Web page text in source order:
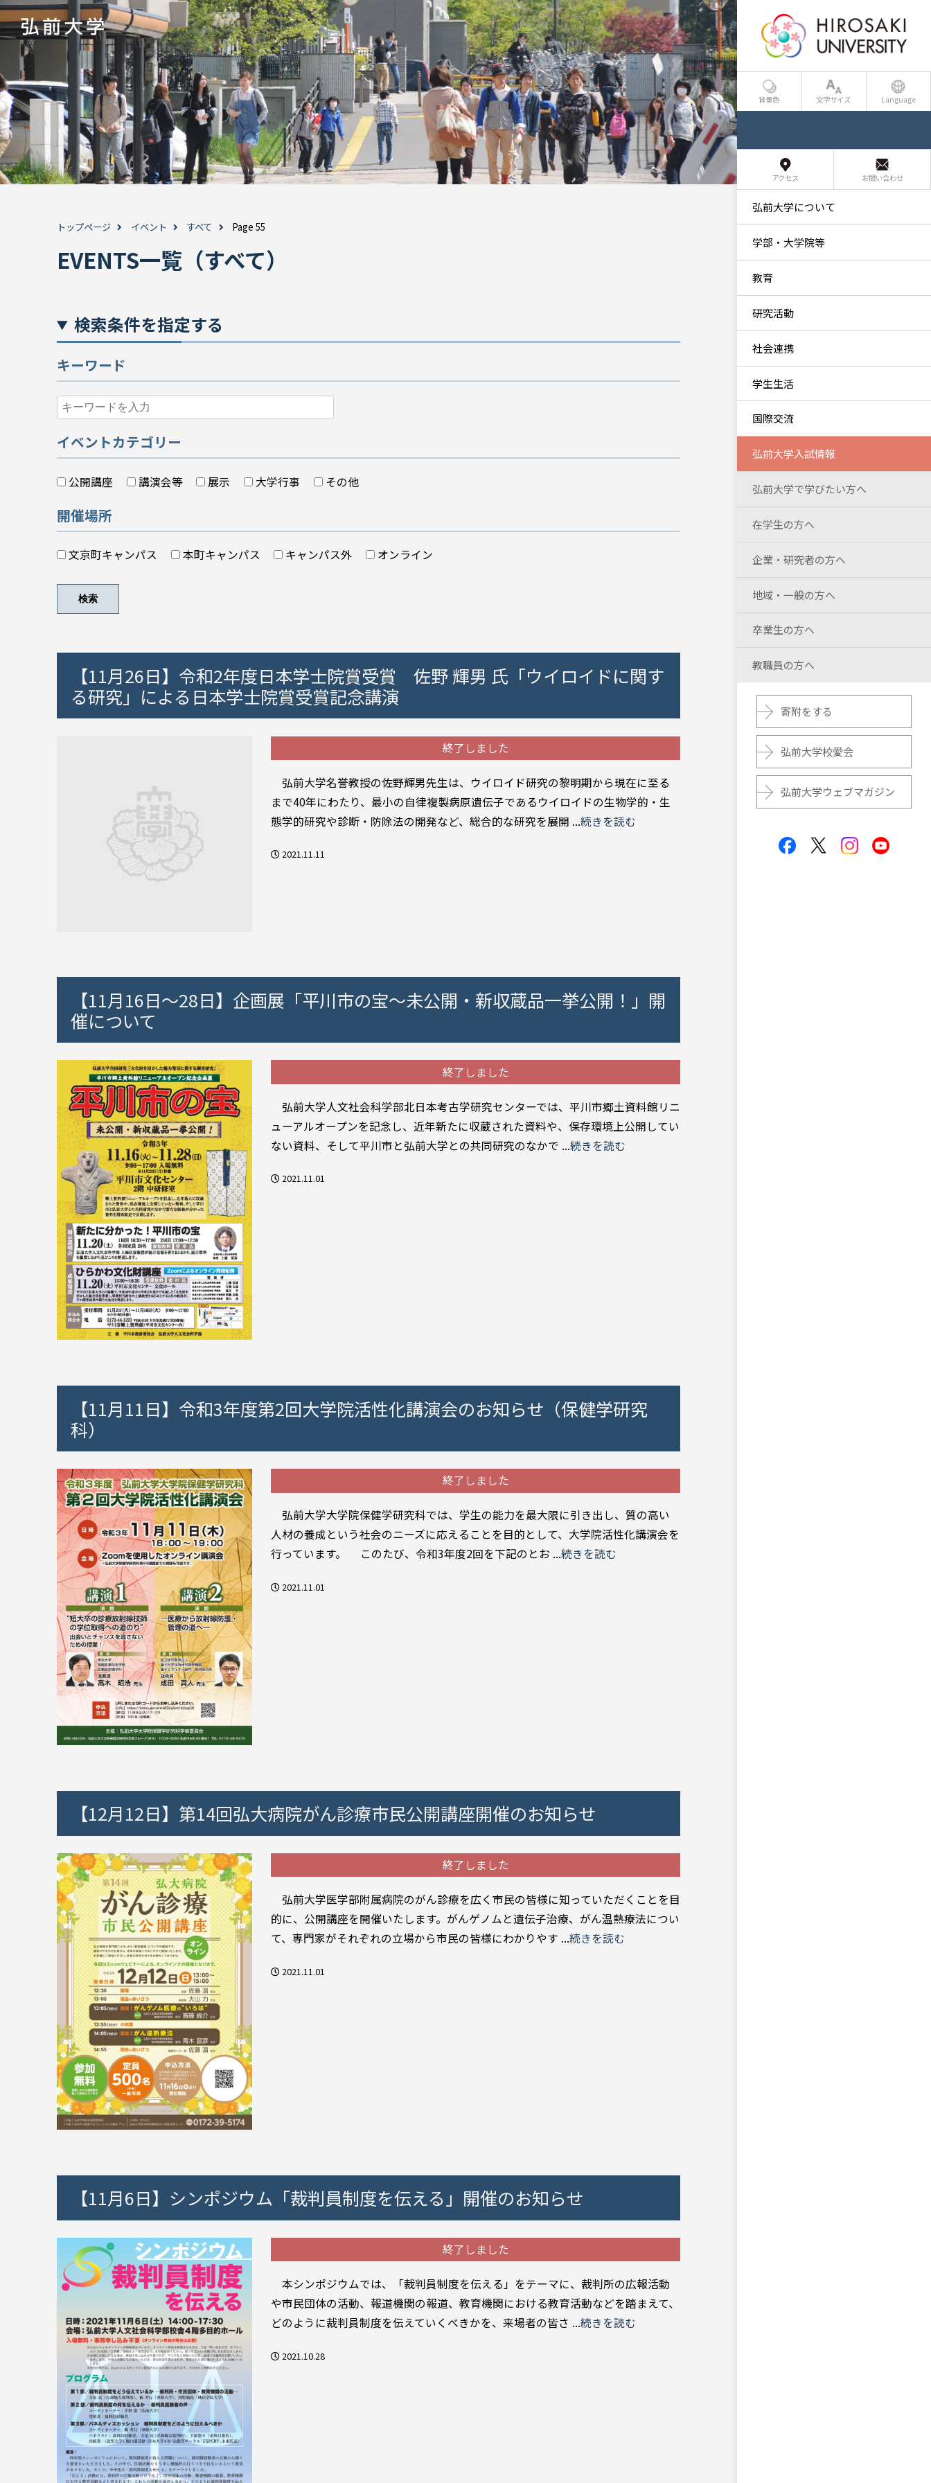
トップページ イベント すべて Page 55
EVENTS一覧（すべて）
検索条件を指定する
キーワード
イベントカテゴリー
公開講座 講演会等 展示 大学行事 その他
開催場所
文京町キャンパス 本町キャンパス キャンパス外 オンライン
検索
【11月26日】令和2年度日本学士院賞受賞 佐野 輝男 氏「ウイロイドに関す
る研究」による日本学士院賞受賞記念講演
終了しました
弘前大学名誉教授の佐野輝男先生は、ウイロイド研究の黎明期から現在に至る
まで40年にわたり、最小の自律複製病原遺伝子であるウイロイドの生物学的・生
態学的研究や診断・防除法の開発など、総合的な研究を展開 ...続きを読む
2021.11.11
【11月16日～28日】企画展「平川市の宝～未公開・新収蔵品一挙公開！」開
催について
終了しました
弘前大学人文社会科学部北日本考古学研究センターでは、平川市郷土資料館リニ
ューアルオープンを記念し、近年新たに収蔵された資料や、保存環境上公開してい
ない資料、そして平川市と弘前大学との共同研究のなかで ...続きを読む
2021.11.01
【11月11日】令和3年度第2回大学院活性化講演会のお知らせ（保健学研究
科）
終了しました
弘前大学大学院保健学研究科では、学生の能力を最大限に引き出し、質の高い
人材の養成という社会のニーズに応えることを目的として、大学院活性化講演会を
行っています。 このたび、令和3年度2回を下記のとお ...続きを読む
2021.11.01
【12月12日】第14回弘大病院がん診療市民公開講座開催のお知らせ
終了しました
弘前大学医学部附属病院のがん診療を広く市民の皆様に知っていただくことを目
的に、公開講座を開催いたします。がんゲノムと遺伝子治療、がん温熱療法につい
て、専門家がそれぞれの立場から市民の皆様にわかりやす ...続きを読む
2021.11.01
【11月6日】シンポジウム「裁判員制度を伝える」開催のお知らせ
終了しました
本シンポジウムでは、「裁判員制度を伝える」をテーマに、裁判所の広報活動
や市民団体の活動、報道機関の報道、教育機関における教育活動などを踏まえて、
どのように裁判員制度を伝えていくべきかを、来場者の皆さ ...続きを読む
2021.10.28
背景色 文字サイズ Language
アクセス お問い合わせ
弘前大学について
学部・大学院等
教育
研究活動
社会連携
学生生活
国際交流
弘前大学入試情報
弘前大学で学びたい方へ
在学生の方へ
企業・研究者の方へ
地域・一般の方へ
卒業生の方へ
教職員の方へ
寄附をする
弘前大学校愛会
弘前大学ウェブマガジン